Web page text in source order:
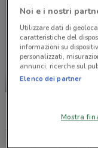
-1
Noi e i nostri
Utilizzare dati di
caratteristiche del
informazioni su
personalizzati,
annunci, ricerche sul
Elenco dei partner
Mostra